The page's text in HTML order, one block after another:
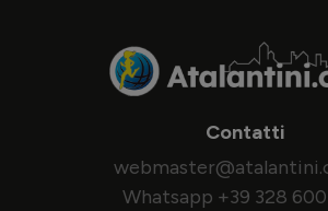
Contatti
Whatsapp +39 328